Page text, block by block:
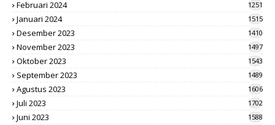
Februari 2024 1251
Januari 2024 1515
Desember 2023 1410
November 2023 1497
Oktober 2023 1543
September 2023 1489
Agustus 2023 1606
Juli 2023 1702
Juni 2023 1588